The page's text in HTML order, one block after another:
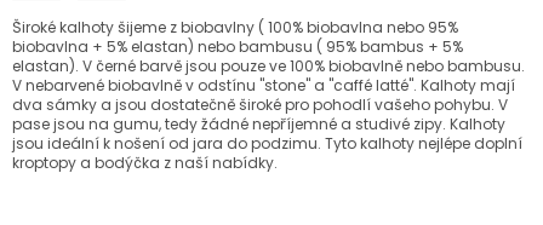
Široké kalhoty šijeme z biobavlny ( 100% biobavlna nebo 95%
biobavlna + 5% elastan) nebo bambusu ( 95% bambus + 5%
elastan). V černé barvě jsou pouze ve 100% biobavlně nebo bambusu.
V nebarvené biobavlně v odstínu "stone" a "caffé latté". Kalhoty mají
dva sámky a jsou dostatečně široké pro pohodlí vašeho pohybu. V
pase jsou na gumu, tedy žádné nepříjemné a studivé zipy. Kalhoty
jsou ideální k nošení od jara do podzimu. Tyto kalhoty nejlépe doplní
kroptopy a bodýčka z naší nabídky.